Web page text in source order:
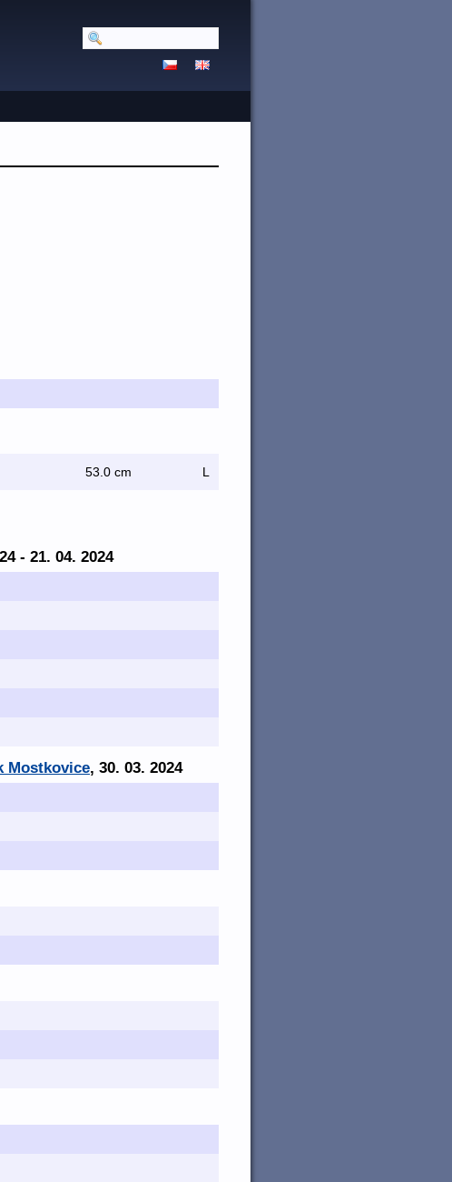
53.0 cm L
- 21. 04. 2024
Mostkovice, 30. 03. 2024